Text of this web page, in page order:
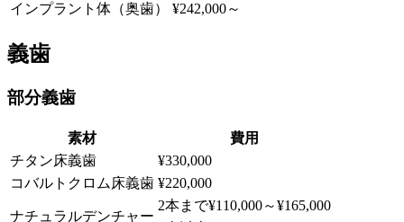
インプラント体（奥歯）
¥242,000～
義歯
部分義歯
素材
費用
チタン床義歯
¥330,000
コバルトクロム床義歯 ¥220,000
ナチュラルデンチャー
2本まで¥110,000～¥165,000